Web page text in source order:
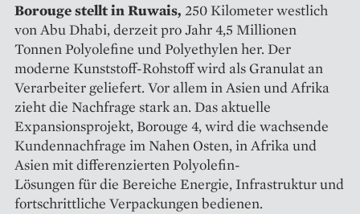
Borouge stellt in Ruwais, 250 Kilometer westlich
von Abu Dhabi, derzeit pro Jahr 4,5 Millionen
Tonnen Polyolefine und Polyethylen her. Der
moderne Kunststoff-Rohstoff wird als Granulat an
Verarbeiter geliefert. Vor allem in Asien und Afrika
zieht die Nachfrage stark an. Das aktuelle
Expansionsprojekt, Borouge 4, wird die wachsende
Kundennachfrage im Nahen Osten, in Afrika und
Asien mit differenzierten Polyolefin-
Lösungen für die Bereiche Energie, Infrastruktur und
fortschrittliche Verpackungen bedienen.